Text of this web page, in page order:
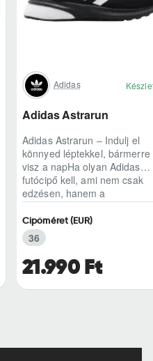
Adidas
Adidas Astrarun
Adidas Astrarun – Indulj el
könnyed léptekkel, bármerre
visz a napHa olyan Adidas
futócipő kell, ami nem csak
edzésen, hanem a
hétköznapokban is kénye..
21.990 Ft
Cipőméret (EUR)
36